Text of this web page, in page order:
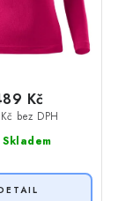
Skladem
bez DPH
Kč